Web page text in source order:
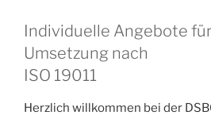
Individuelle Angebote
Umsetzung nach
ISO 19011
Herzlich willkommen bei der